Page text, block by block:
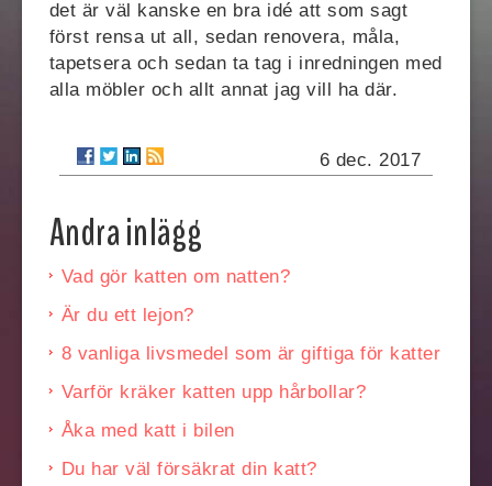
det är väl kanske en bra idé att som sagt
först rensa ut all, sedan renovera, måla,
tapetsera och sedan ta tag i inredningen med
alla möbler och allt annat jag vill ha där.
6 dec. 2017
Andra inlägg
Vad gör katten om natten?
Är du ett lejon?
8 vanliga livsmedel som är giftiga för katter
Varför kräker katten upp hårbollar?
Åka med katt i bilen
Du har väl försäkrat din katt?